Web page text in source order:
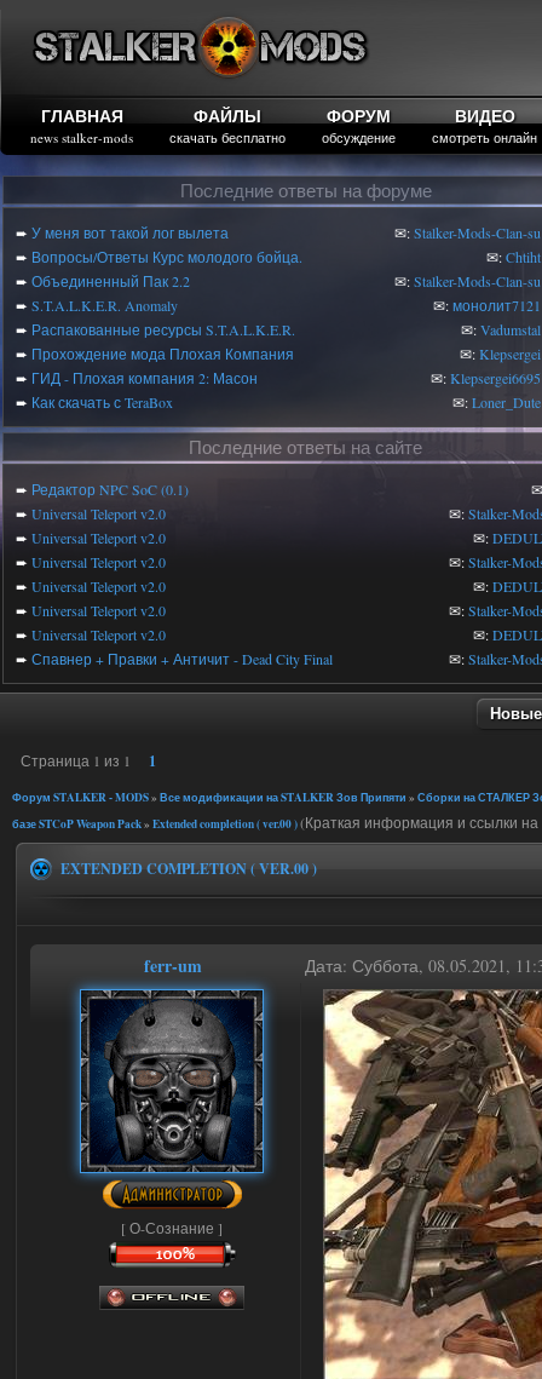
ГЛАВНАЯ
news stalker-mods
ФАЙЛЫ
скачать бесплатно
ФОРУМ
обсуждение
ВИДЕО
смотреть онлайн
Последние ответы на форуме
➨ У меня вот такой лог вылета ✉:Stalker-Mods-Clan-su
➨ Вопросы/Ответы Курс молодого бойца. ✉:Chtiht
➨ Объединенный Пак 2.2 ✉:Stalker-Mods-Clan-su
➨ S.T.A.L.K.E.R. Anomaly ✉:монолит7121
➨ Распакованные ресурсы S.T.A.L.K.E.R. ✉:Vadumstal
➨ Прохождение мода Плохая Компания ✉:Klepsergei
➨ ГИД - Плохая компания 2: Масон ✉:Klepsergei6695
➨ Как скачать с TeraBox ✉:Loner_Dute
Последние ответы на сайте
➨ Редактор NPC SoC (0.1)
➨ Universal Teleport v2.0 ✉:Stalker-
➨ Universal Teleport v2.0 ✉:
➨ Universal Teleport v2.0 ✉:Stalker-
➨ Universal Teleport v2.0 ✉:
➨ Universal Teleport v2.0 ✉:Stalker-
➨ Universal Teleport v2.0 ✉:
➨ Спавнер + Правки + Античит - Dead City Final ✉:Stalker-
Страница 1 из 1 1
Форум STALKER - MODS» Все модификации на STALKER Зов Припяти » Сборки на СТАЛКЕР
базе STCoP Weapon Pack» Extended completion ( ver.00 )(Краткая информация и ссылки на
EXTENDED COMPLETION ( VER.00 )
ferr-um Дата: Суббота, 08.05.2021,
[ О-Сознание ]